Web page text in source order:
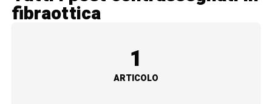
fibraottica
1
ARTICOLO